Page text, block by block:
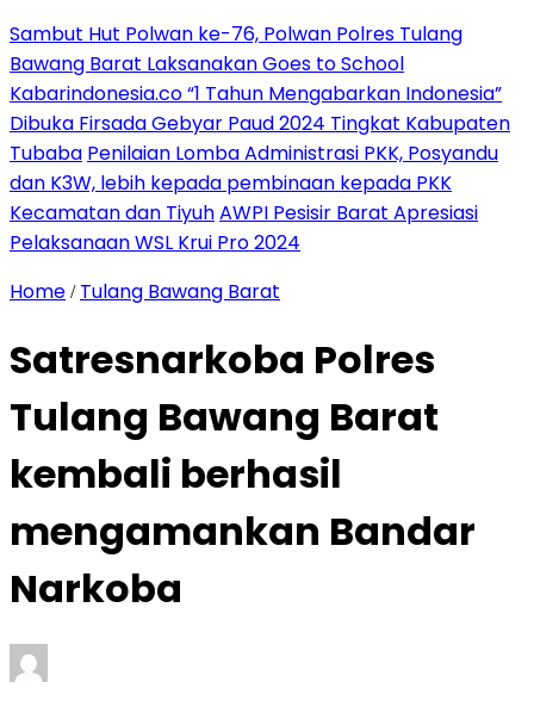
Sambut Hut Polwan ke-76, Polwan Polres Tulang
Bawang Barat Laksanakan Goes to School
Kabarindonesia.co “1 Tahun Mengabarkan Indonesia”
Dibuka Firsada Gebyar Paud 2024 Tingkat Kabupaten
Tubaba Penilaian Lomba Administrasi PKK, Posyandu
dan K3W, lebih kepada pembinaan kepada PKK
Kecamatan dan TiyuhAWPI Pesisir Barat Apresiasi
Pelaksanaan WSL Krui Pro 2024
Home / Tulang Bawang Barat
Satresnarkoba Polres
Tulang Bawang Barat
kembali berhasil
mengamankan Bandar
Narkoba